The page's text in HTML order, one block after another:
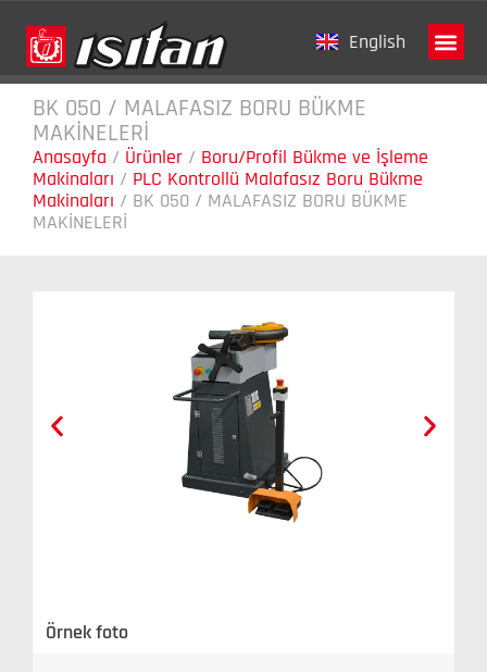
English
BK 050 / MALAFASIZ BORU BÜKME
MAKİNELERİ
Anasayfa / Ürünler / Boru/Profil Bükme ve İşleme
Makinaları / PLC Kontrollü Malafasız Boru Bükme
Makinaları / BK 050 / MALAFASIZ BORU BÜKME
MAKİNELERİ
Örnek foto